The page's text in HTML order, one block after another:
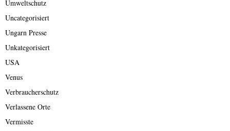
Umweltschutz
Uncategorisiert
Ungarn Presse
Unkategorisiert
USA
Venus
Verbraucherschutz
Verlassene Orte
Vermisste